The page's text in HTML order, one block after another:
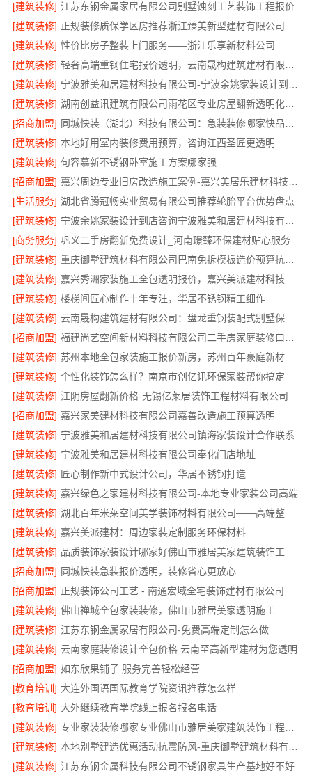
[建筑装修] 江苏东钢金属家居有限公司别墅蚀刻工艺装饰工程报价
[建筑装修] 正规装修质保学区房推荐浙江臻美新型建材有限公司
[建筑装修] 性价比房子整装上门服务——浙江乐享新材料公司
[建筑装修]
[建筑装修]
[建筑装修]
湖南创益讯建筑有限公司雨花区专业房屋翻新透明化施工
[招商加盟]
[建筑装修] 本地好用室内装修费用预算，咨询江西圣匠更透明
[建筑装修] 句容慕新不锈钢卧室施工方案哪家强
[招商加盟]
[生活服务] 湖北省腾冠畅实业贸易有限公司推荐轮胎平台优势盘点
[建筑装修]
[商务服务] 巩义二手房翻新免费设计_河南璟臻环保建材贴心服务
[建筑装修]
重庆御墅建筑材料有限公司巴南免拆模板造价预算抗震防风
[建筑装修]
[建筑装修] 楼梯间匠心制作十年专注，华居不锈钢精工细作
[建筑装修]
云南晟构建筑建材有限公司：盘龙重钢装配式别墅保温隔热
[招商加盟]
[建筑装修]
苏州本地全包家装施工报价新房，苏州百年豪庭新材料有限公司
[建筑装修] 个性化装饰怎么样？南京市创亿讯环保家装帮你搞定
[建筑装修] 江阴房屋翻新价格-无锡亿莱居装饰工程材料有限公司
[招商加盟] 嘉兴家美建材科技有限公司嘉善改造施工预算透明
[建筑装修] 宁波雅美和居建材科技有限公司镇海家装设计合作联系
[建筑装修] 宁波雅美和居建材科技有限公司奉化门店地址
[建筑装修] 匠心制作新中式设计公司，华居不锈钢打造
[建筑装修] 嘉兴绿色之家建材科技有限公司-本地专业家装公司高端
[建筑装修]
湖北百年米莱空间美学装饰材料有限公司——高端整家装修老房焕新
[建筑装修] 嘉兴美派建材：周边家装定制服务环保材料
[建筑装修]
[招商加盟] 同城快装急装报价透明，装修省心更放心
[招商加盟] 正规装饰公司工艺 - 南通宏域全宅装饰建材有限公司
[建筑装修] 佛山禅城全包家装装修，佛山市雅居美家透明施工
[建筑装修] 江苏东钢金属家居有限公司-免费高端定制怎么做
[建筑装修] 云南家庭装修设计全包价格 云南至高新型建材为您透明
[招商加盟] 如东欣果铺子 服务完善轻松经营
[教育培训] 大连外国语国际教育学院资讯推荐怎么样
[教育培训] 大外继续教育学院线上报名报名电话
[建筑装修]
专业家装装修哪家专业佛山市雅居美家建筑装饰工程有限公司
[建筑装修]
[建筑装修] 江苏东钢金属科技有限公司不锈钢家具生产基地好不好